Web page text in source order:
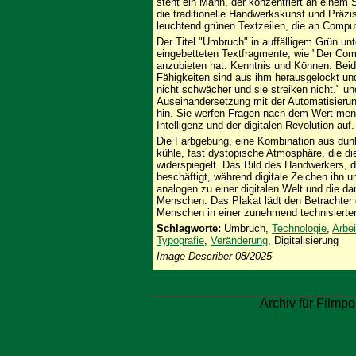
die traditionelle Handwerkskunst und
leuchtend grünen Textzeilen, die an
Der Titel "Umbruch" in auffälligem Grün
eingebetteten Textfragmente, wie "Der
anzubieten hat: Kenntnis und Können.
Fähigkeiten sind aus ihm herausgelockt
nicht schwächer und sie streiken nicht."
Auseinandersetzung mit der
hin. Sie werfen Fragen nach dem Wert
Intelligenz und der digitalen Revolution auf.
Die Farbgebung, eine Kombination aus
kühle, fast dystopische Atmosphäre, die
widerspiegelt. Das Bild des Handwerkers,
beschäftigt, während digitale Zeichen ihn
analogen zu einer digitalen Welt und die
Menschen. Das Plakat lädt den
Menschen in einer zunehmend
Schlagworte: Umbruch, Technologie,
Typografie, Veränderung, Digitalisierung
Image Describer 08/2025
Archiv für